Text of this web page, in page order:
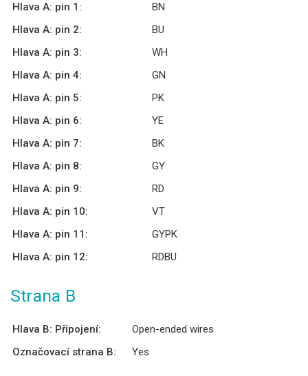
Hlava A: pin 1:
BN
Hlava A: pin 2:
BU
Hlava A: pin 3:
WH
Hlava A: pin 4:
GN
Hlava A: pin 5:
PK
Hlava A: pin 6:
YE
Hlava A: pin 7:
BK
Hlava A: pin 8:
GY
Hlava A: pin 9:
RD
Hlava A: pin 10:
VT
Hlava A: pin 11:
GYPK
Hlava A: pin 12:
RDBU
Strana B
Hlava B: Připojení:
Open-ended wires
Označovací strana B:
Yes